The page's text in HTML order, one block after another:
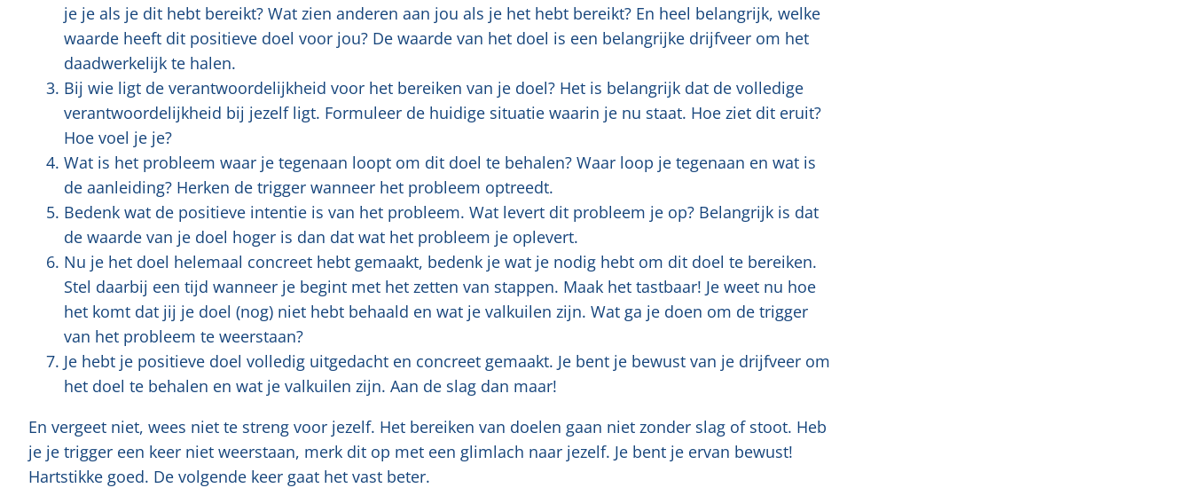
je je als je dit hebt bereikt? Wat zien anderen aan jou als je het hebt bereikt? En heel belangrijk, welke
waarde heeft dit positieve doel voor jou? De waarde van het doel is een belangrijke drijfveer om het
daadwerkelijk te halen.
Bij wie ligt de verantwoordelijkheid voor het bereiken van je doel? Het is belangrijk dat de volledige
verantwoordelijkheid bij jezelf ligt. Formuleer de huidige situatie waarin je nu staat. Hoe ziet dit eruit?
Hoe voel je je?
Wat is het probleem waar je tegenaan loopt om dit doel te behalen? Waar loop je tegenaan en wat is
de aanleiding? Herken de trigger wanneer het probleem optreedt.
Bedenk wat de positieve intentie is van het probleem. Wat levert dit probleem je op? Belangrijk is dat
de waarde van je doel hoger is dan dat wat het probleem je oplevert.
Nu je het doel helemaal concreet hebt gemaakt, bedenk je wat je nodig hebt om dit doel te bereiken.
Stel daarbij een tijd wanneer je begint met het zetten van stappen. Maak het tastbaar! Je weet nu hoe
het komt dat jij je doel (nog) niet hebt behaald en wat je valkuilen zijn. Wat ga je doen om de trigger
van het probleem te weerstaan?
Je hebt je positieve doel volledig uitgedacht en concreet gemaakt. Je bent je bewust van je drijfveer om
het doel te behalen en wat je valkuilen zijn. Aan de slag dan maar!
En vergeet niet, wees niet te streng voor jezelf. Het bereiken van doelen gaan niet zonder slag of stoot. Heb
je je trigger een keer niet weerstaan, merk dit op met een glimlach naar jezelf. Je bent je ervan bewust!
Hartstikke goed. De volgende keer gaat het vast beter.